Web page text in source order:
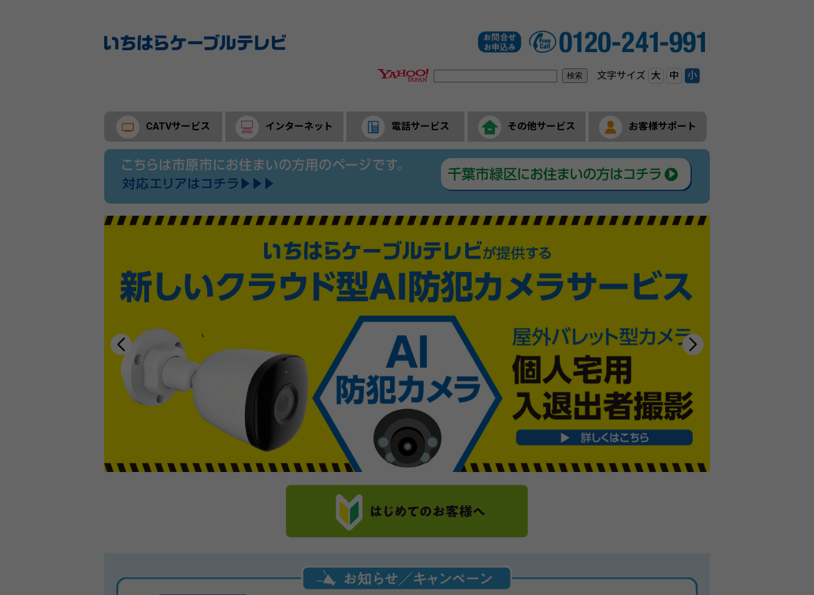
CATVサービス
あいチャンスマートTVのご案内
あいチャンテレビひかりサービス案内
多チャンネルパックサービス
コミュニティチャンネル
セットトップボックス（STB）のご案内
料金のご案内
番組ナビ・電子番組表
インターネット
あいチャンネットひかりご案内・料金
CATVインターネットご案内・料金
あいチャンワイヤレスご案内・料金
電話サービス
ケーブルプラス電話
ひかりdeトークS
ひかりdeトークF
その他サービス
AI防犯カメラサービス
マイページ
スマートWi-Fiサービス
リモートサポートサービス案内
訪問サポートサービス案内
セキュリティZサービス案内
トビラフォンサービス案内
あいチャンモバイル by LIBMOサービス案内
APN設定
LIBMOサービス案内
SkyLink SPOTサービス案内
お客様サポート